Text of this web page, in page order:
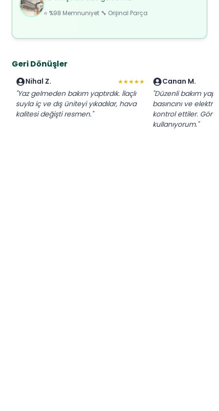
⭐ %98 Memnuniyet 🔧 Orijinal Parça
Geri Dönüşler
Nihal Z. ★★★★★
"Yaz gelmeden bakım yaptırdık. İlaçlı
suyla iç ve dış üniteyi yıkadılar, hava
kalitesi değişti resmen."
Canan M.
"Düzenli bakım
basıncını ve
kontrol ettiler.
kullanıyorum."